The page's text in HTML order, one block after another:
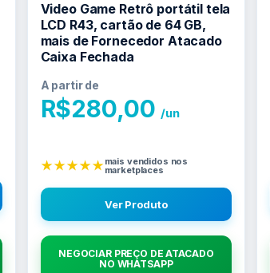
Video Game Retrô portátil tela
LCD R43, cartão de 64 GB,
mais de Fornecedor Atacado
Caixa Fechada
A partir de
R$280,00 /un
★★★★★mais vendidos nos
marketplaces
Ver Produto
NEGOCIAR PREÇO DE ATACADO
NO WHATSAPP